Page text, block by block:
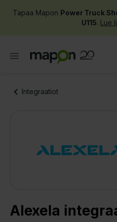
Tapaa Mapon Power Truck
U115. Lue
Integraatiot
Alexela